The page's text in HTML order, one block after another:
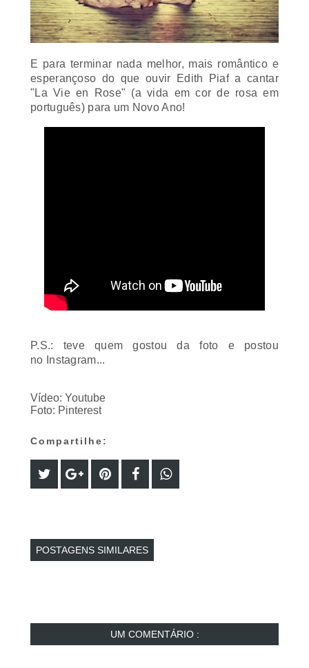
E para terminar nada melhor, mais romântico e
esperançoso do que ouvir Edith Piaf a cantar
"La Vie en Rose" (a vida em cor de rosa em
português) para um Novo Ano!
P.S.: teve quem gostou da foto e postou
no Instagram...
Vídeo: Youtube
Foto: Pinterest
Compartilhe:
POSTAGENS SIMILARES
UM COMENTÁRIO :